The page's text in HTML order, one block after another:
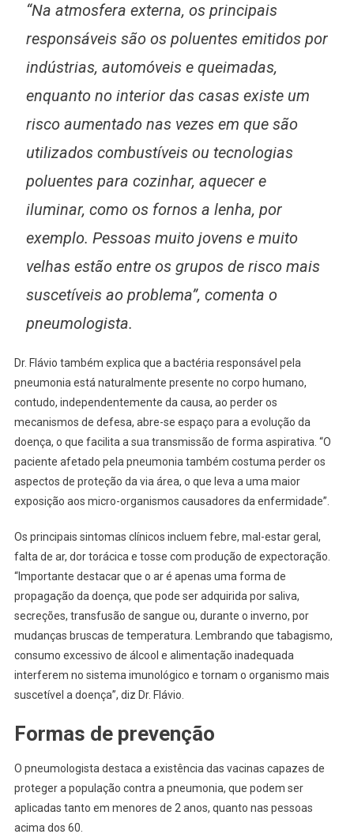
“Na atmosfera externa, os principais
responsáveis são os poluentes emitidos por
indústrias, automóveis e queimadas,
enquanto no interior das casas existe um
risco aumentado nas vezes em que são
utilizados combustíveis ou tecnologias
poluentes para cozinhar, aquecer e
iluminar, como os fornos a lenha, por
exemplo. Pessoas muito jovens e muito
velhas estão entre os grupos de risco mais
suscetíveis ao problema”, comenta o
pneumologista.
Dr. Flávio também explica que a bactéria responsável pela
pneumonia está naturalmente presente no corpo humano,
contudo, independentemente da causa, ao perder os
mecanismos de defesa, abre-se espaço para a evolução da
doença, o que facilita a sua transmissão de forma aspirativa. “O
paciente afetado pela pneumonia também costuma perder os
aspectos de proteção da via área, o que leva a uma maior
exposição aos micro-organismos causadores da enfermidade”.
Os principais sintomas clínicos incluem febre, mal-estar geral,
falta de ar, dor torácica e tosse com produção de expectoração.
“Importante destacar que o ar é apenas uma forma de
propagação da doença, que pode ser adquirida por saliva,
secreções, transfusão de sangue ou, durante o inverno, por
mudanças bruscas de temperatura. Lembrando que tabagismo,
consumo excessivo de álcool e alimentação inadequada
interferem no sistema imunológico e tornam o organismo mais
suscetível a doença”, diz Dr. Flávio.
Formas de prevenção
O pneumologista destaca a existência das vacinas capazes de
proteger a população contra a pneumonia, que podem ser
aplicadas tanto em menores de 2 anos, quanto nas pessoas
acima dos 60.